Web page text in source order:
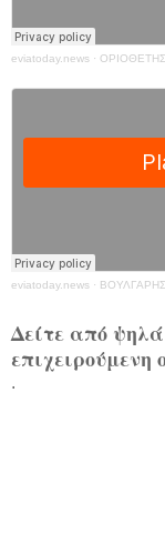
eviatoday.news ·
eviatoday.news ·
Δείτε από
επιχειρούμενη
.